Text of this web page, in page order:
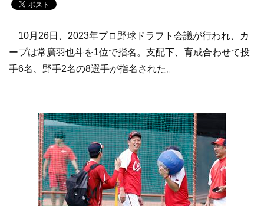
10月26日、2023年プロ野球ドラフト会議が行われ、カ
ープは常廣羽也斗を1位で指名。支配下、育成合わせて投
手6名、野手2名の8選手が指名された。